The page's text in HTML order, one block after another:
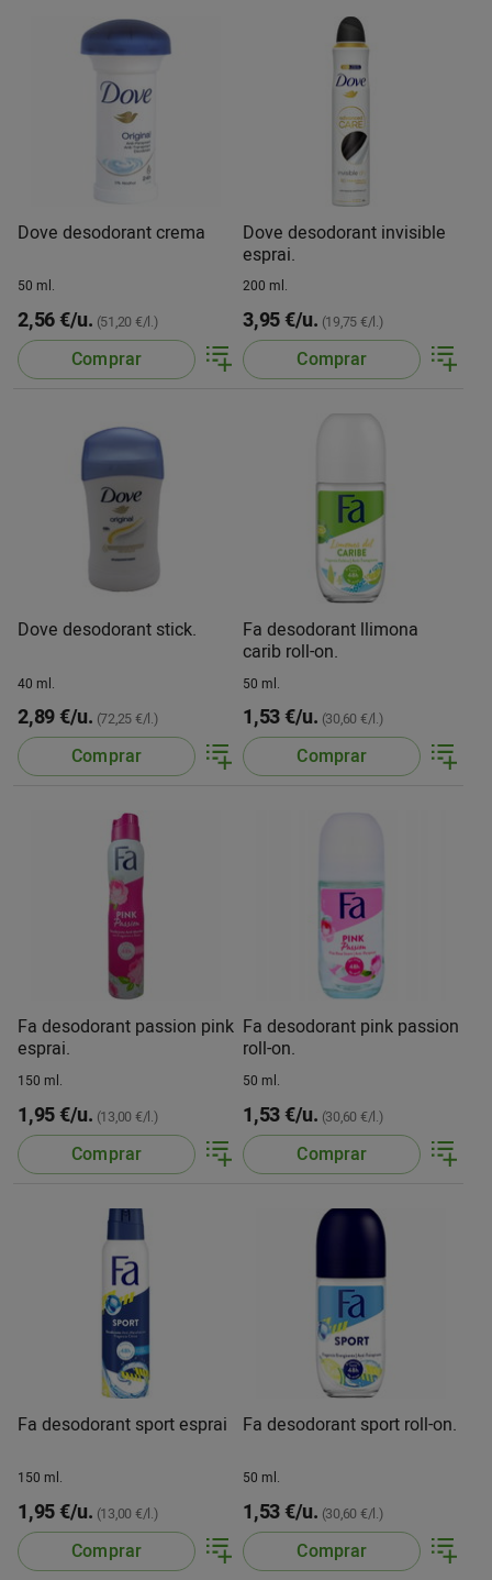
Dove desodorant crema
50 ml.
2,56 €/u. (51,20 €/l.)
Comprar
Dove desodorant invisible
esprai.
200 ml.
3,95 €/u. (19,75 €/l.)
Comprar
Dove desodorant stick.
40 ml.
2,89 €/u. (72,25 €/l.)
Comprar
Fa desodorant llimona
carib roll-on.
50 ml.
1,53 €/u. (30,60 €/l.)
Comprar
Fa desodorant passion pink
esprai.
150 ml.
1,95 €/u. (13,00 €/l.)
Comprar
Fa desodorant pink passion
roll-on.
50 ml.
1,53 €/u. (30,60 €/l.)
Comprar
Fa desodorant sport esprai
150 ml.
1,95 €/u. (13,00 €/l.)
Comprar
Fa desodorant sport roll-on.
50 ml.
1,53 €/u. (30,60 €/l.)
Comprar